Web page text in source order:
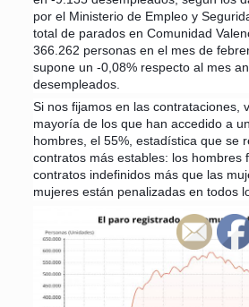
por el Ministerio de Empleo y
total de parados en Comunidad
366.262 personas en el mes de
supone un -0,08% respecto al mes
desempleados.
Si nos fijamos en las contrataciones,
mayoría de los que han accedido a
hombres, el 55%, estadística que se
contratos más estables: los hombres
contratos indefinidos más que las
mujeres están penalizadas en todos